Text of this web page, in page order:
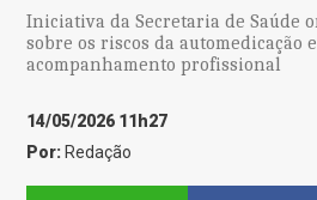
Iniciativa da Secretaria de Saúde
sobre os riscos da automedicação
acompanhamento profissional
14/05/2026 11h27
Por: Redação